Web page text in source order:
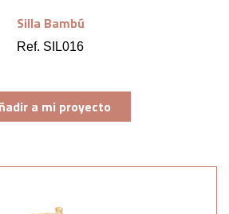
Silla Bambú
Ref. SIL016
a mi proyecto